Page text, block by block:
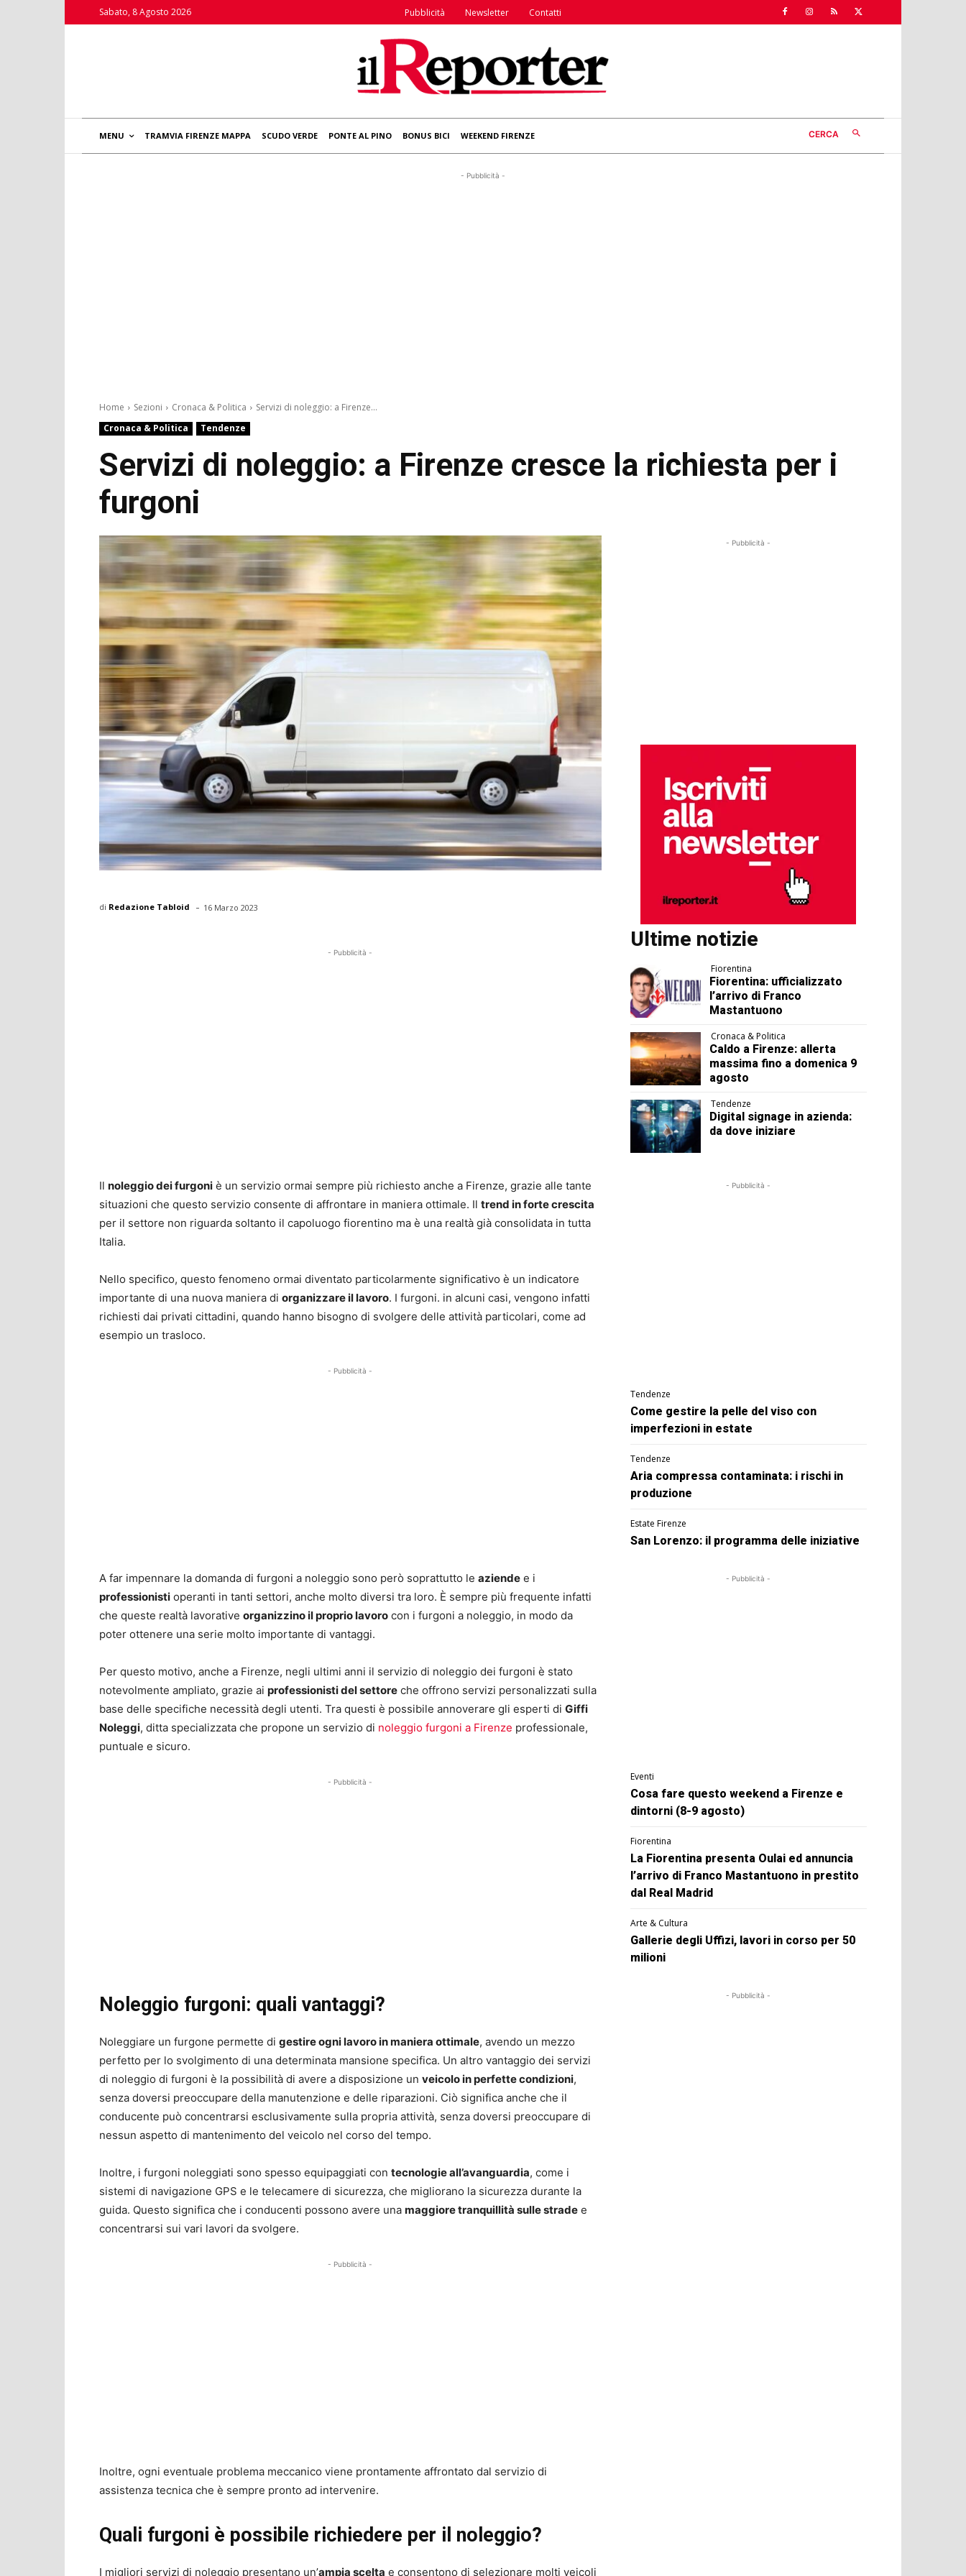
Sabato, 8 Agosto 2026 Pubblicità Newsletter Contatti
MENU TRAMVIA FIRENZE MAPPA SCUDO VERDE PONTE AL PINO BONUS BICI WEEKEND FIRENZE CERCA
- Pubblicità -
Home Sezioni Cronaca & Politica
Servizi di noleggio: a Firenze...
Cronaca & Politica
Tendenze
Servizi di noleggio: a Firenze cresce la richiesta per i
furgoni
di Redazione Tabloid - 16 Marzo 2023
- Pubblicità -
Il noleggio dei furgoni è un servizio ormai sempre più richiesto anche a Firenze, grazie alle tante
situazioni che questo servizio consente di affrontare in maniera ottimale. Il trend in forte crescita
per il settore non riguarda soltanto il capoluogo fiorentino ma è una realtà già consolidata in tutta
Italia.
Nello specifico, questo fenomeno ormai diventato particolarmente significativo è un indicatore
importante di una nuova maniera di organizzare il lavoro. I furgoni. in alcuni casi, vengono infatti
richiesti dai privati cittadini, quando hanno bisogno di svolgere delle attività particolari, come ad
esempio un trasloco.
- Pubblicità -
A far impennare la domanda di furgoni a noleggio sono però soprattutto le aziende e i
professionisti operanti in tanti settori, anche molto diversi tra loro. È sempre più frequente infatti
che queste realtà lavorative organizzino il proprio lavoro con i furgoni a noleggio, in modo da
poter ottenere una serie molto importante di vantaggi.
Per questo motivo, anche a Firenze, negli ultimi anni il servizio di noleggio dei furgoni è stato
notevolmente ampliato, grazie ai professionisti del settore che offrono servizi personalizzati sulla
base delle specifiche necessità degli utenti. Tra questi è possibile annoverare gli esperti di Giffi
Noleggi, ditta specializzata che propone un servizio di noleggio furgoni a Firenze professionale,
puntuale e sicuro.
- Pubblicità -
Noleggio furgoni: quali vantaggi?
Noleggiare un furgone permette di gestire ogni lavoro in maniera ottimale, avendo un mezzo
perfetto per lo svolgimento di una determinata mansione specifica. Un altro vantaggio dei servizi
di noleggio di furgoni è la possibilità di avere a disposizione un veicolo in perfette condizioni,
senza doversi preoccupare della manutenzione e delle riparazioni. Ciò significa anche che il
conducente può concentrarsi esclusivamente sulla propria attività, senza doversi preoccupare di
nessun aspetto di mantenimento del veicolo nel corso del tempo.
Inoltre, i furgoni noleggiati sono spesso equipaggiati con tecnologie all’avanguardia, come i
sistemi di navigazione GPS e le telecamere di sicurezza, che migliorano la sicurezza durante la
guida. Questo significa che i conducenti possono avere una maggiore tranquillità sulle strade e
concentrarsi sui vari lavori da svolgere.
- Pubblicità -
Inoltre, ogni eventuale problema meccanico viene prontamente affrontato dal servizio di
assistenza tecnica che è sempre pronto ad intervenire.
Quali furgoni è possibile richiedere per il noleggio?
I migliori servizi di noleggio presentano un’ampia scelta e consentono di selezionare molti veicoli
- Pubblicità -
Ultime notizie
Fiorentina
Fiorentina: ufficializzato
l’arrivo di Franco
Mastantuono
Cronaca & Politica
Caldo a Firenze: allerta
massima fino a domenica 9
agosto
Tendenze
Digital signage in azienda:
da dove iniziare
- Pubblicità -
Tendenze
Come gestire la pelle del viso con
imperfezioni in estate
Tendenze
Aria compressa contaminata: i rischi in
produzione
Estate Firenze
San Lorenzo: il programma delle iniziative
- Pubblicità -
Eventi
Cosa fare questo weekend a Firenze e
dintorni (8-9 agosto)
Fiorentina
La Fiorentina presenta Oulai ed annuncia
l’arrivo di Franco Mastantuono in prestito
dal Real Madrid
Arte & Cultura
Gallerie degli Uffizi, lavori in corso per 50
milioni
- Pubblicità -